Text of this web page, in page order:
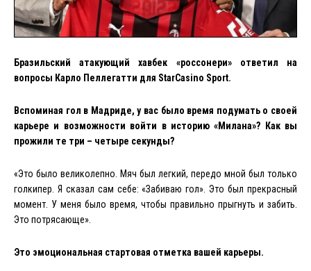
Бразильский атакующий хавбек «россонери» ответил на
вопросы Карло Пеллегатти для StarCasino Sport.
Вспоминая гол в Мадриде, у вас было время подумать о своей
карьере и возможности войти в историю«Милана»? Как вы
прожили те три – четыре секунды?
«Это было великолепно
Мяч был легкий, передо мной был только
голкипер. Я сказал сам себе: «Забиваю гол».Это был прекрасный
момент У меня было время, чтобы правильно прыгнуть и забить.
Это потрясающе».
Это эмоциональная стартовая отметка вашей карьеры.